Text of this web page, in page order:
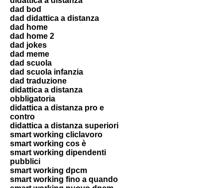
dad bod
dad didattica a distanza
dad home
dad home 2
dad jokes
dad meme
dad scuola
dad scuola infanzia
dad traduzione
didattica a distanza
obbligatoria
didattica a distanza pro e
contro
didattica a distanza superiori
smart working cliclavoro
smart working cos è
smart working dipendenti
pubblici
smart working dpcm
smart working fino a quando